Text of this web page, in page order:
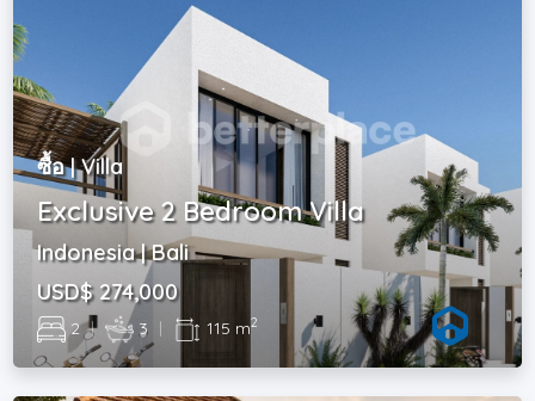
ซื้อ | Villa
Exclusive 2 Bedroom Villa
Indonesia | Bali
USD$ 274,000
2 | 3 | 115 m2